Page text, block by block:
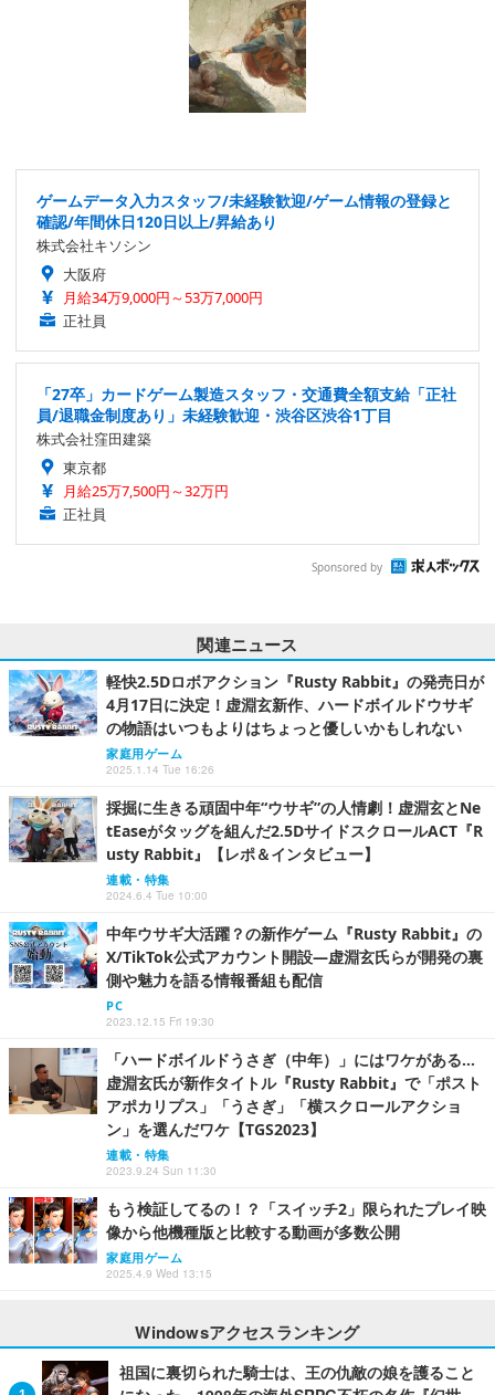
ゲームデータ入力スタッフ/未経験歓迎/ゲーム情報の登録と
確認/年間休日120日以上/昇給あり
株式会社キソシン
大阪府
月給34万9,000円～53万7,000円
正社員
「27卒」カードゲーム製造スタッフ・交通費全額支給「正社
員/退職金制度あり」未経験歓迎・渋谷区渋谷1丁目
株式会社窪田建築
東京都
月給25万7,500円～32万円
正社員
Sponsored by
関連ニュース
軽快2.5Dロボアクション『Rusty Rabbit』の発売日が
4月17日に決定！虚淵玄新作、ハードボイルドウサギ
の物語はいつもよりはちょっと優しいかもしれない
家庭用ゲーム
2025.1.14 Tue 16:26
採掘に生きる頑固中年“ウサギ”の人情劇！虚淵玄とNe
tEaseがタッグを組んだ2.5DサイドスクロールACT『R
usty Rabbit』【レポ＆インタビュー】
連載・特集
2024.6.4 Tue 10:00
中年ウサギ大活躍？の新作ゲーム『Rusty Rabbit』の
X/TikTok公式アカウント開設―虚淵玄氏らが開発の裏
側や魅力を語る情報番組も配信
PC
2023.12.15 Fri 19:30
「ハードボイルドうさぎ（中年）」にはワケがある…
虚淵玄氏が新作タイトル『Rusty Rabbit』で「ポスト
アポカリプス」「うさぎ」「横スクロールアクショ
ン」を選んだワケ【TGS2023】
連載・特集
2023.9.24 Sun 11:30
もう検証してるの！？「スイッチ2」限られたプレイ映
像から他機種版と比較する動画が多数公開
家庭用ゲーム
2025.4.9 Wed 13:15
Windowsアクセスランキング
祖国に裏切られた騎士は、王の仇敵の娘を護ること